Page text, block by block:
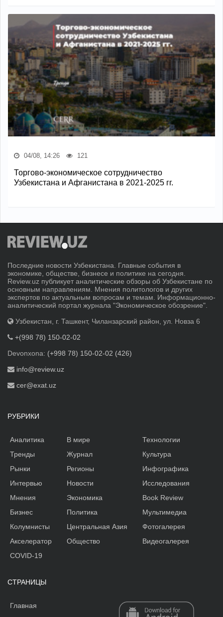
04/08, 14:26 121
Торгово-экономическое сотрудничество
Узбекистана и Афганистана в 2021-2025 гг.
Последние новости Узбекистана. Главные события в
экономике, обществе, бизнесе и политике на сегодня.
Review.uz публикует аналитические обзоры об Узбекистане по
основным направлениям. Мнения политологов и других
экспертов по актуальным вопросам и темам. Информационно-
аналитический портал журнала "Экономическое обозрение".
Узбекистан, г. Ташкент, Чиланзарский район, ул. Новза 6
+(998 78) 150-02-02
Devonxona: (+998 78) 150-02-02 (426)
info@review.uz
cer@exat.uz
РУБРИКИ
Аналитика
Тренды
Рынки
Интервью
Мнения
Бизнес
Колумнисты
Акселератор
В мире
Журнал
Регионы
Новости
Экономика
Политика
Центральная Азия
Общество
Технологии
Культура
Инфографика
Исследования
Book Review
Мультимедиа
Фотогалерея
Видеогалерея
COVID-19
СТРАНИЦЫ
Главная